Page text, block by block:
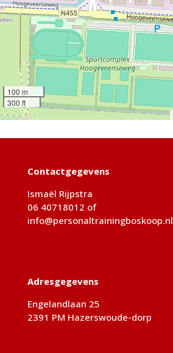
100 m
300 ft
Contactgegevens
Ismaël Rijpstra
06 40718012 of
info@personaltrainingboskoop.nl
Adresgegevens
Engelandlaan 25
2391 PM Hazerswoude-dorp